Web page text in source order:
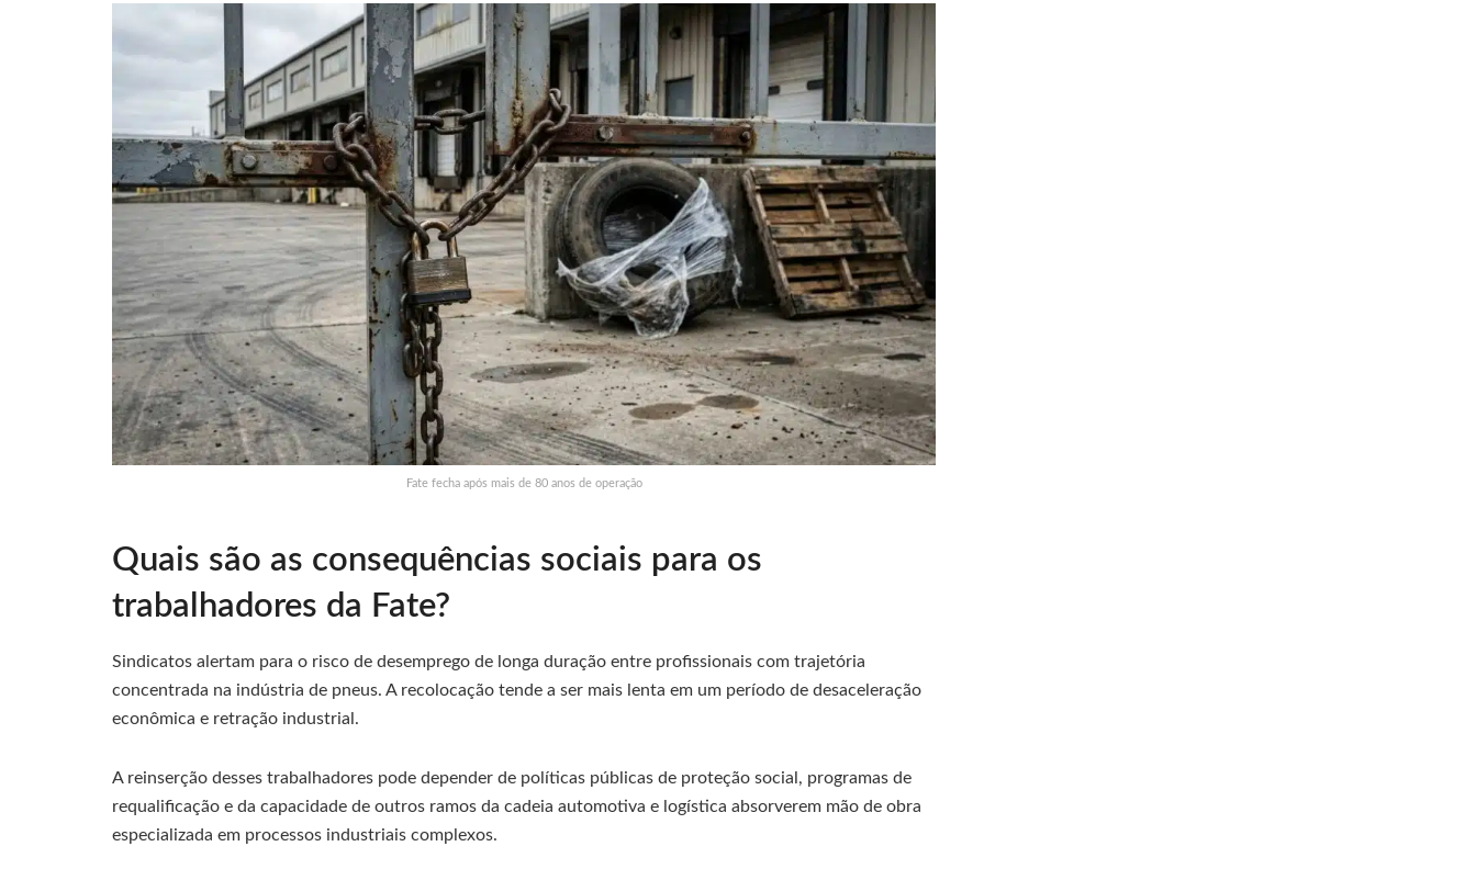
Fate fecha após mais de 80 anos de operação
Quais são as consequências sociais para os
trabalhadores da Fate?
Sindicatos alertam para o risco de desemprego de longa duração entre profissionais com trajetória
concentrada na indústria de pneus. A recolocação tende a ser mais lenta em um período de desaceleração
econômica e retração industrial.
A reinserção desses trabalhadores pode depender de políticas públicas de proteção social, programas de
requalificação e da capacidade de outros ramos da cadeia automotiva e logística absorverem mão de obra
especializada em processos industriais complexos.